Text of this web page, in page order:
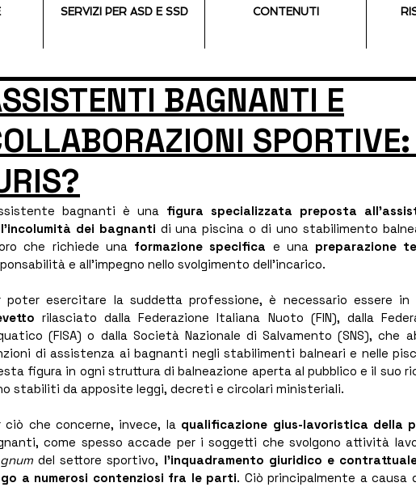
SERVIZI PER ASD E SSD CONTENUTI
BAGNANTI E
bagnanti è una figura specializzata preposta
dei bagnanti di una piscina o di uno stabilimento
che richiede una formazione specifica e una preparazione
e all’impegno nello svolgimento dell’incarico.
poter esercitare la suddetta professione, è necessario essere in
rilasciato dalla Federazione Italiana Nuoto (FIN), dalla
(FISA) o dalla Società Nazionale di Salvamento (SNS), che
di assistenza ai bagnanti negli stabilimenti balneari e nelle
figura in ogni struttura di balneazione aperta al pubblico e il suo
stabiliti da apposite leggi, decreti e circolari ministeriali.
ciò che concerne, invece, la qualificazione gius-lavoristica della
come spesso accade per i soggetti che svolgono attività
del settore sportivo, l’inquadramento giuridico e
a numerosi contenziosi fra le parti. Ciò principalmente a causa